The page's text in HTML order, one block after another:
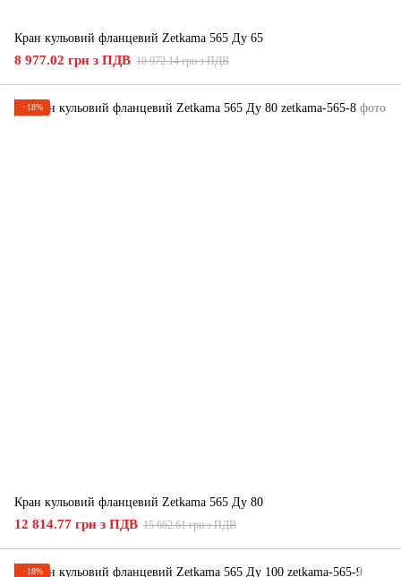
Кран кульовий фланцевий Zetkama 565 Ду 65
8 977.02 грн з ПДВ 10 972.14 грн з ПДВ
−18%
Кран кульовий фланцевий Zetkama 565 Ду 80
12 814.77 грн з ПДВ 15 662.61 грн з ПДВ
−18%